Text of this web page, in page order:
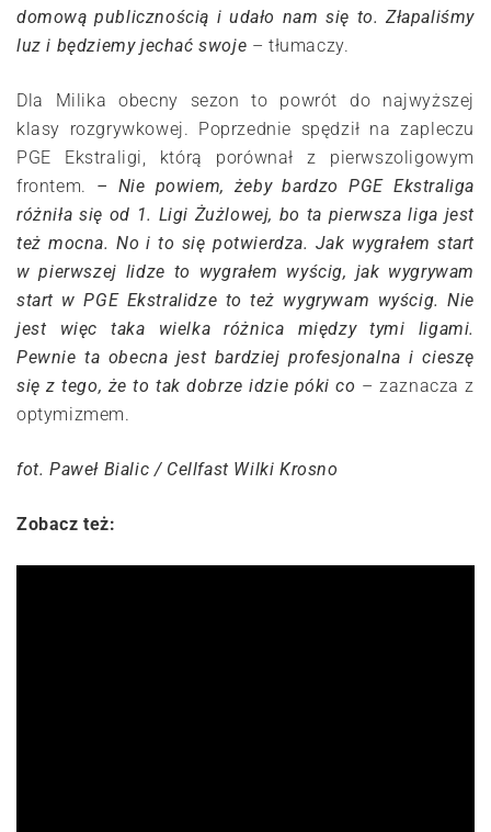
domową publicznością i udało nam się to. Złapaliśmy
luz i będziemy jechać swoje – tłumaczy.
Dla Milika obecny sezon to powrót do najwyższej
klasy rozgrywkowej. Poprzednie spędził na zapleczu
PGE Ekstraligi, którą porównał z pierwszoligowym
frontem. – Nie powiem, żeby bardzo PGE Ekstraliga
różniła się od 1. Ligi Żużlowej, bo ta pierwsza liga jest
też mocna. No i to się potwierdza. Jak wygrałem start
w pierwszej lidze to wygrałem wyścig, jak wygrywam
start w PGE Ekstralidze to też wygrywam wyścig. Nie
jest więc taka wielka różnica między tymi ligami.
Pewnie ta obecna jest bardziej profesjonalna i cieszę
się z tego, że to tak dobrze idzie póki co – zaznacza z
optymizmem.
fot. Paweł Bialic / Cellfast Wilki Krosno
Zobacz też: